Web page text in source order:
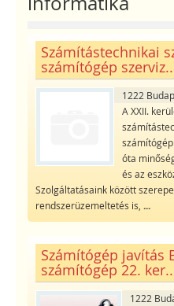
Számítástechnikai
számítógép
1222
A XXII.
óta
és az
Szolgáltatásaink között
rendszerüzemeltetés is, ...
Számítógép javítás
számítógép 22.
1222